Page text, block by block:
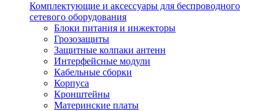
Комплектующие и аксессуары для беспроводного
сетевого оборудования
Блоки питания и инжекторы
Грозозащиты
Защитные колпаки антенн
Интерфейсные модули
Кабельные сборки
Корпуса
Кронштейны
Материнские платы